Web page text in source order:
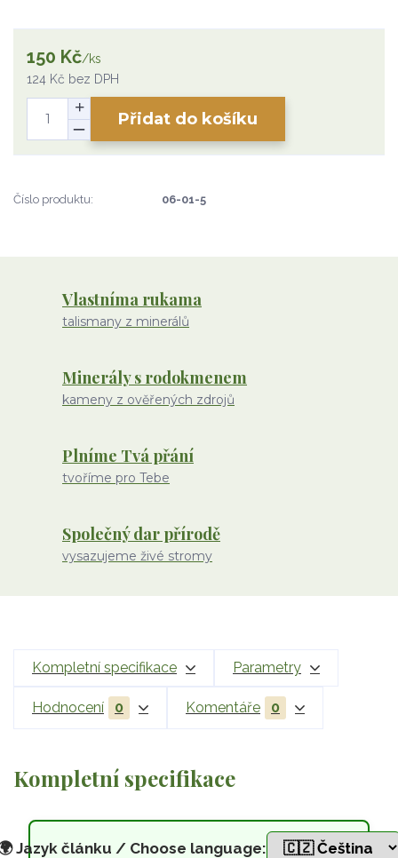
150 Kč/ks
124 Kč bez DPH
Přidat do košíku
Číslo produktu: 06-01-5
Vlastníma rukama
talismany z minerálů
Minerály s rodokmenem
kameny z ověřených zdrojů
Plníme Tvá přání
tvoříme pro Tebe
Společný dar přírodě
vysazujeme živé stromy
Kompletní specifikace Parametry
Hodnocení 0 Komentáře 0
Kompletní specifikace
Jazyk článku / Choose language: